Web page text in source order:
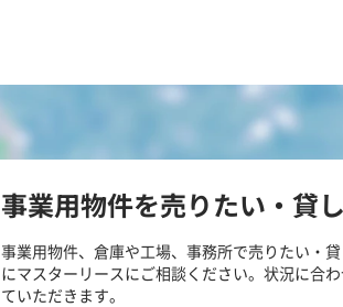
事業用物件を売りたい・貸
事業用物件、倉庫や工場、事務所で売りたい・
にマスターリースにご相談ください。状況に合
ていただきます。